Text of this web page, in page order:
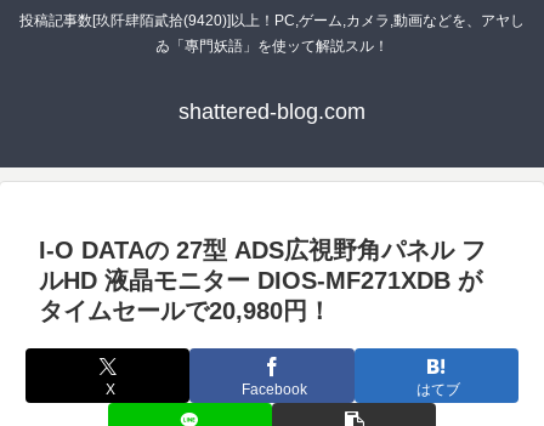
投稿記事数[玖阡肆陌貳拾(9420)]以上！PC,ゲーム,カメラ,動画などを、アヤし
ゐ「專門妖語」を使ッて解説スル！
shattered-blog.com
I-O DATAの 27型 ADS広視野角パネル フ
ルHD 液晶モニター DIOS-MF271XDB が
タイムセールで20,980円！
X Facebook はてブ